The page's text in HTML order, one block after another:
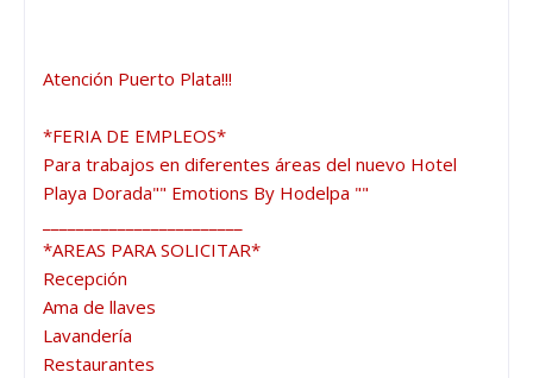
Atención Puerto Plata!!!
*FERIA DE EMPLEOS*
Para trabajos en diferentes áreas del nuevo Hotel
Playa Dorada"" Emotions By Hodelpa ""
*AREAS PARA SOLICITAR*
Recepción
Ama de llaves
Lavandería
Restaurantes